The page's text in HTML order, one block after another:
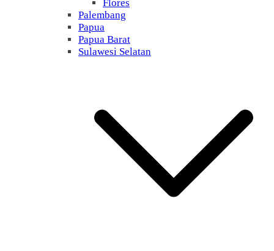
Flores
Palembang
Papua
Papua Barat
Sulawesi Selatan